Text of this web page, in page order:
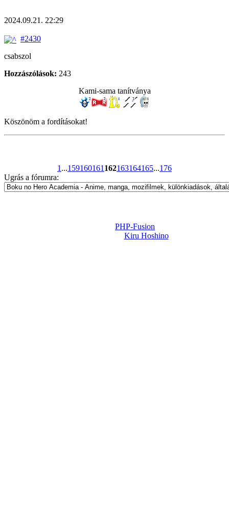
2024.09.21. 22:29
#2430
csabszol
Hozzászólások: 243
Kami-sama tanítványa
Köszönöm a fordításokat!
1 ...159160161 162163164165...176
Ugrás a fórumra:
PHP-Fusion
Kiru Hoshino